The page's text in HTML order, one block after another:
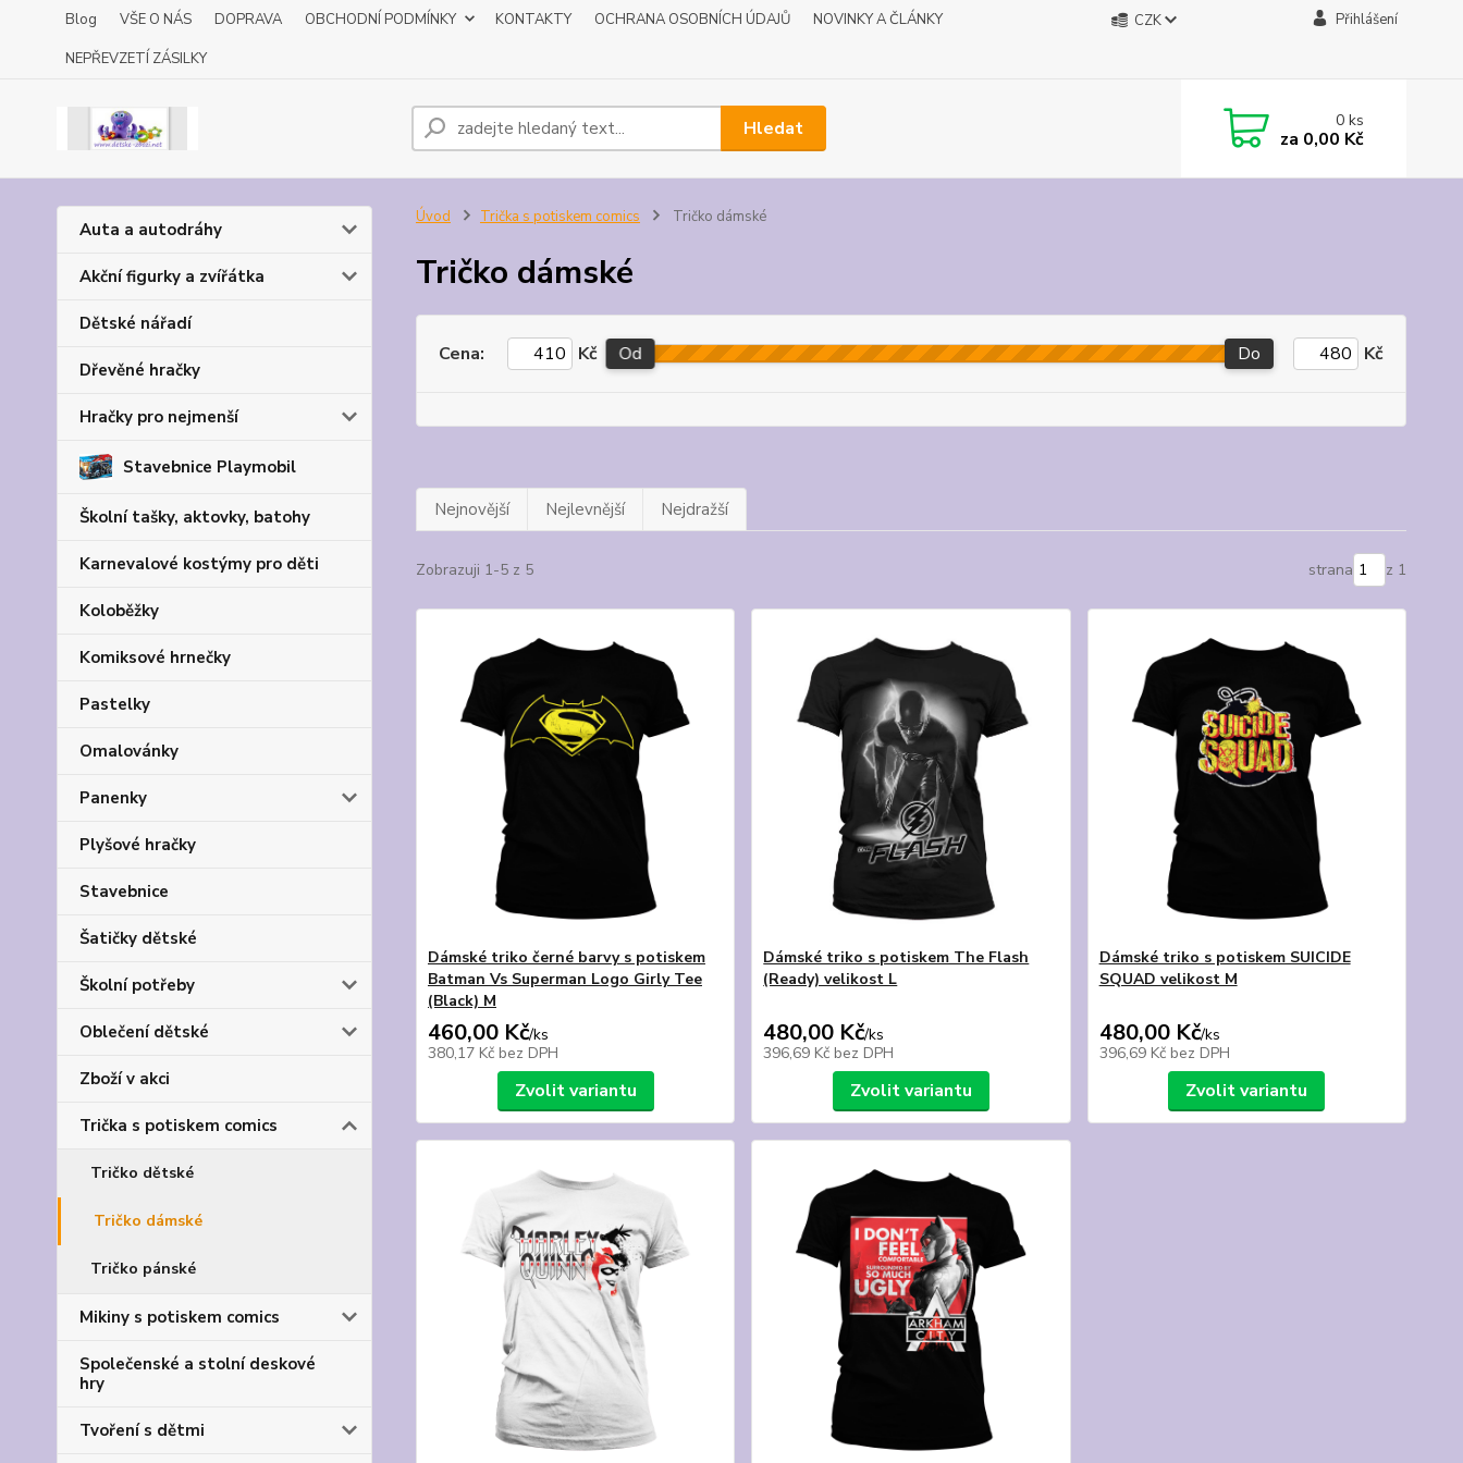
Blog VŠE O NÁS DOPRAVA OBCHODNÍ PODMÍNKY KONTAKTY OCHRANA OSOBNÍCH ÚDAJŮ
NOVINKY A ČLÁNKY
NEPŘEVZETÍ ZÁSILKY
CZK Přihlášení
Hledat 0ks
za 0,00 Kč
Auta a autodráhy
Akční figurky a zvířátka
Dětské nářadí
Dřevěné hračky
Hračky pro nejmenší
Stavebnice Playmobil
Školní tašky, aktovky, batohy
Karnevalové kostýmy pro děti
Koloběžky
Komiksové hrnečky
Pastelky
Omalovánky
Panenky
Plyšové hračky
Stavebnice
Šatičky dětské
Školní potřeby
Oblečení dětské
Zboží v akci
Trička s potiskem comics
Tričko dětské
Tričko dámské
Tričko pánské
Mikiny s potiskem comics
Společenské a stolní deskové
hry
Tvoření s dětmi
Úvod Trička s potiskem comics Tričko dámské
Tričko dámské
Cena: Kč Od Do Kč
Nejnovější Nejlevnější Nejdražší
Zobrazuji 1-5 z 5 strana z 1
Dámské triko černé barvy s potiskem
Batman Vs Superman Logo Girly Tee
(Black) M
460,00 Kč/ks
380,17 Kč bez DPH
Zvolit variantu
Dámské triko s potiskem The Flash
(Ready) velikost L
480,00 Kč/ks
396,69 Kč bez DPH
Zvolit variantu
Dámské triko s potiskem SUICIDE
SQUAD velikost M
480,00 Kč/ks
396,69 Kč bez DPH
Zvolit variantu